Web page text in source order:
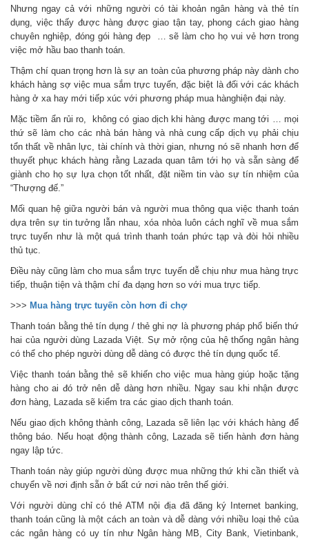
Nhưng ngay cả với những người có tài khoản ngân hàng và thẻ tín
dụng, việc thấy được hàng được giao tận tay, phong cách giao hàng
chuyên nghiệp, đóng gói hàng đẹp … sẽ làm cho họ vui vẻ hơn trong
việc mở hầu bao thanh toán.
Thậm chí quan trọng hơn là sự an toàn của phương pháp này dành cho
khách hàng sợ việc mua sắm trực tuyến, đặc biệt là đối với các khách
hàng ở xa hay mới tiếp xúc với phương pháp mua hànghiện đại này.
Mặc tiềm ẩn rủi ro, không có giao dịch khi hàng được mang tới … mọi
thứ sẽ làm cho các nhà bán hàng và nhà cung cấp dịch vụ phải chịu
tổn thất về nhân lực, tài chính và thời gian, nhưng nó sẽ nhanh hơn để
thuyết phục khách hàng rằng Lazada quan tâm tới họ và sẵn sàng để
giành cho họ sự lựa chọn tốt nhất, đặt niềm tin vào sự tín nhiệm của
“Thượng đế.”
Mối quan hệ giữa người bán và người mua thông qua việc thanh toán
dựa trên sự tin tưởng lẫn nhau, xóa nhòa luôn cách nghĩ về mua sắm
trực tuyến như là một quá trình thanh toán phức tạp và đòi hỏi nhiều
thủ tục.
Điều này cũng làm cho mua sắm trực tuyến dễ chịu như mua hàng trực
tiếp, thuận tiện và thậm chí đa dạng hơn so với mua trực tiếp.
>>> Mua hàng trực tuyến còn hơn đi chợ
Thanh toán bằng thẻ tín dụng / thẻ ghi nợ là phương pháp phổ biến thứ
hai của người dùng Lazada Việt. Sự mở rộng của hệ thống ngân hàng
có thể cho phép người dùng dễ dàng có được thẻ tín dụng quốc tế.
Việc thanh toán bằng thẻ sẽ khiến cho việc mua hàng giúp hoặc tặng
hàng cho ai đó trở nên dễ dàng hơn nhiều. Ngay sau khi nhận được
đơn hàng, Lazada sẽ kiểm tra các giao dịch thanh toán.
Nếu giao dịch không thành công, Lazada sẽ liên lạc với khách hàng để
thông báo. Nếu hoạt động thành công, Lazada sẽ tiến hành đơn hàng
ngay lập tức.
Thanh toán này giúp người dùng được mua những thứ khi cần thiết và
chuyển về nơi định sẵn ở bất cứ nơi nào trên thế giới.
Với người dùng chỉ có thẻ ATM nội địa đã đăng ký Internet banking,
thanh toán cũng là một cách an toàn và dễ dàng với nhiều loại thẻ của
các ngân hàng có uy tín như Ngân hàng MB, City Bank, Vietinbank,